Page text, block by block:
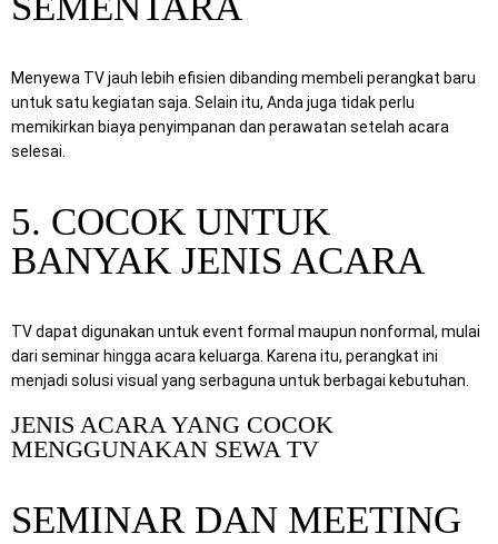
Menyewa TV jauh lebih efisien dibanding membeli perangkat baru
untuk satu kegiatan saja. Selain itu, Anda juga tidak perlu
memikirkan biaya penyimpanan dan perawatan setelah acara
selesai.
5. COCOK UNTUK
BANYAK JENIS ACARA
TV dapat digunakan untuk event formal maupun nonformal, mulai
dari seminar hingga acara keluarga. Karena itu, perangkat ini
menjadi solusi visual yang serbaguna untuk berbagai kebutuhan.
JENIS ACARA YANG COCOK
MENGGUNAKAN SEWA TV
SEMINAR DAN MEETING